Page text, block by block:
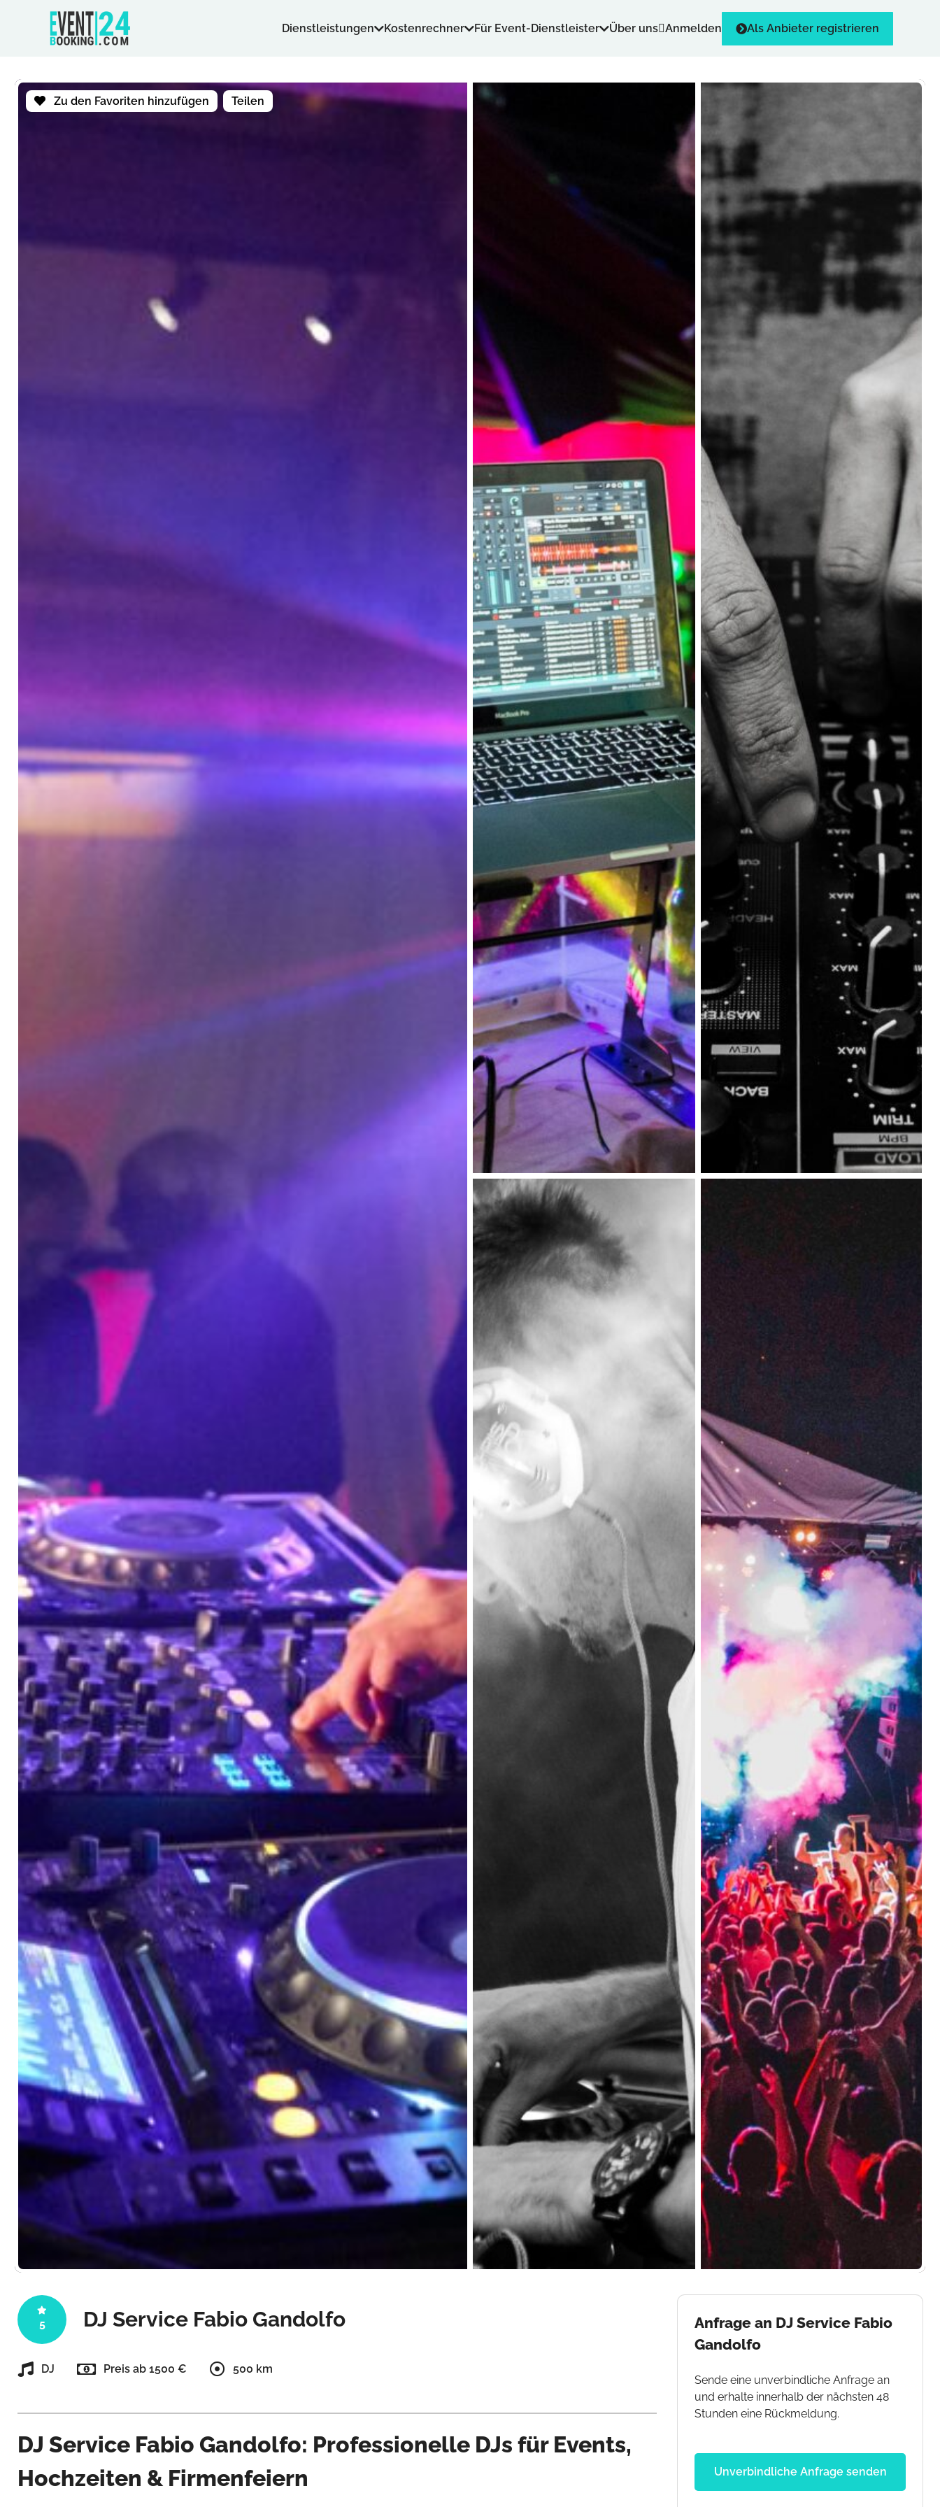
Dienstleistungen Kostenrechner Für Event-Dienstleister Über uns Anmelden Als Anbieter registrieren
Zu den Favoriten hinzufügen Teilen
5 DJ Service Fabio Gandolfo
DJ Preis ab 1500 € 500 km
DJ Service Fabio Gandolfo: Professionelle DJs für Events,
Hochzeiten & Firmenfeiern
Anfrage an DJ Service Fabio
Gandolfo
Sende eine unverbindliche Anfrage an
und erhalte innerhalb der nächsten 48
Stunden eine Rückmeldung.
Unverbindliche Anfrage senden